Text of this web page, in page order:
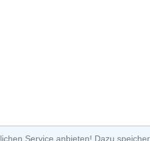
Service anbieten! Dazu